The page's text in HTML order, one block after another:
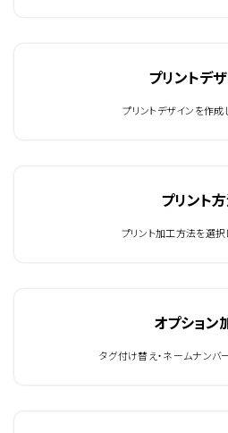
プリントデ
プリントデザインを作成
プリント
プリント加工方法を選択
オプション
タグ付け替え・ネームナンバ